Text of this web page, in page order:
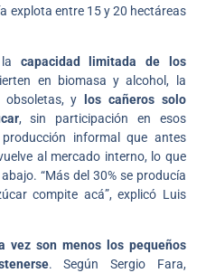
explota entre 15 y 20 hectáreas
capacidad limitada de los
en biomasa y alcohol, la
obsoletas, y
los cañeros solo
, sin participación en esos
informal que antes
al mercado interno, lo que
“Más del 30% se producía
compite acá”, explicó Luis
vez son menos los pequeños
. Según Sergio Fara,